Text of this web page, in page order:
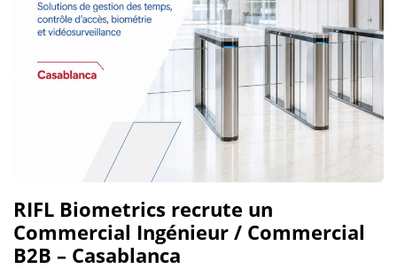
RIFL Biometrics recrute un
Commercial Ingénieur / Commercial
B2B – Casablanca